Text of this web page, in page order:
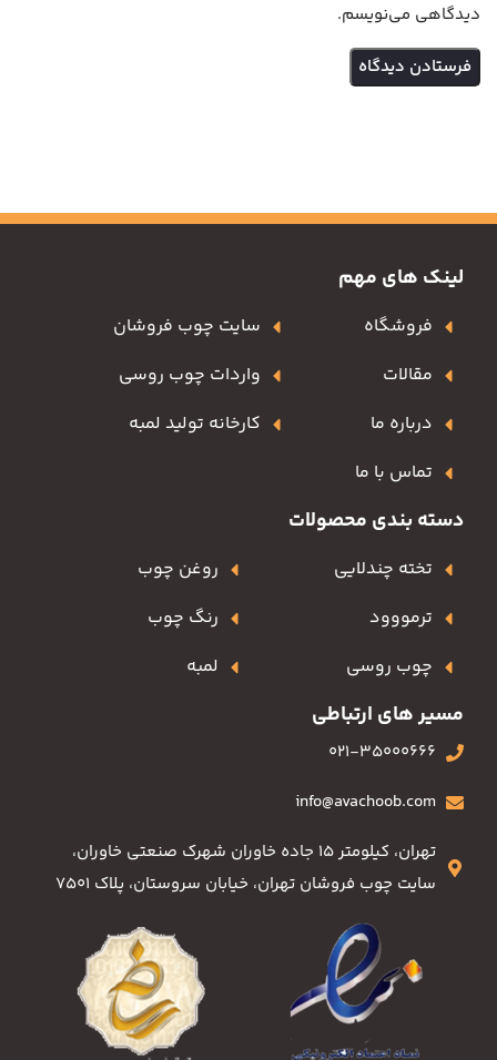
دیدگاهی می‌نویسم.
لینک های مهم
فروشگاه
مقالات
درباره ما
تماس با ما
سایت چوب فروشان
واردات چوب روسی
کارخانه تولید لمبه
دسته بندی محصولات
تخته چندلایی
ترمووود
چوب روسی
روغن چوب
رنگ چوب
لمبه
مسیر های ارتباطی
021-35000666
info@avachoob.com
تهران، کیلومتر ۱۵ جاده خاوران شهرک صنعتی خاوران،
سایت چوب فروشان تهران، خیابان سروستان، پلاک ۷۵۰۱